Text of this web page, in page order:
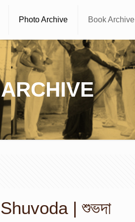
Photo Archive Book Archive
| শুভদা